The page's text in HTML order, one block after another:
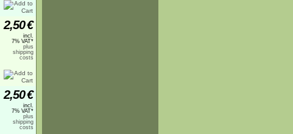
2,50€
incl.
7% VAT*
plus
shipping
costs
2,50€
incl.
7% VAT*
plus
shipping
costs